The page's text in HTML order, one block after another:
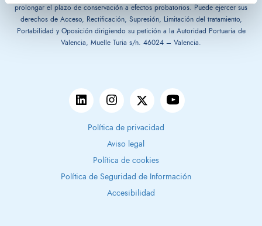
prolongar el plazo de conservación a efectos probatorios. Puede ejercer sus
derechos de Acceso, Rectificación, Supresión, Limitación del tratamiento,
Portabilidad y Oposición dirigiendo su petición a la Autoridad Portuaria de
Valencia, Muelle Turia s/n. 46024 – Valencia.
Política de privacidad
Aviso legal
Política de cookies
Política de Seguridad de Información
Accesibilidad